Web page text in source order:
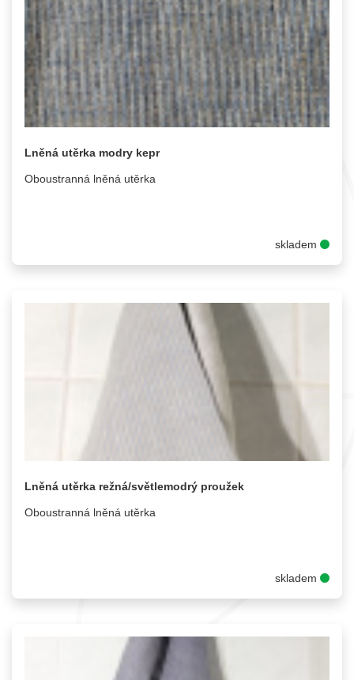
Lněná utěrka modry kepr
Oboustranná lněná utěrka
skladem
Lněná utěrka režná/světlemodrý proužek
Oboustranná lněná utěrka
skladem